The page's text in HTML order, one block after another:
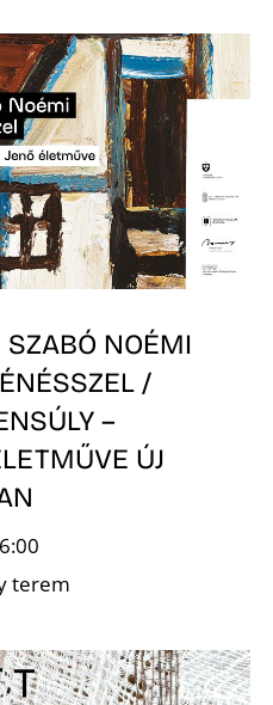
SZABÓ NOÉMI
/
–
ÚJ
terem